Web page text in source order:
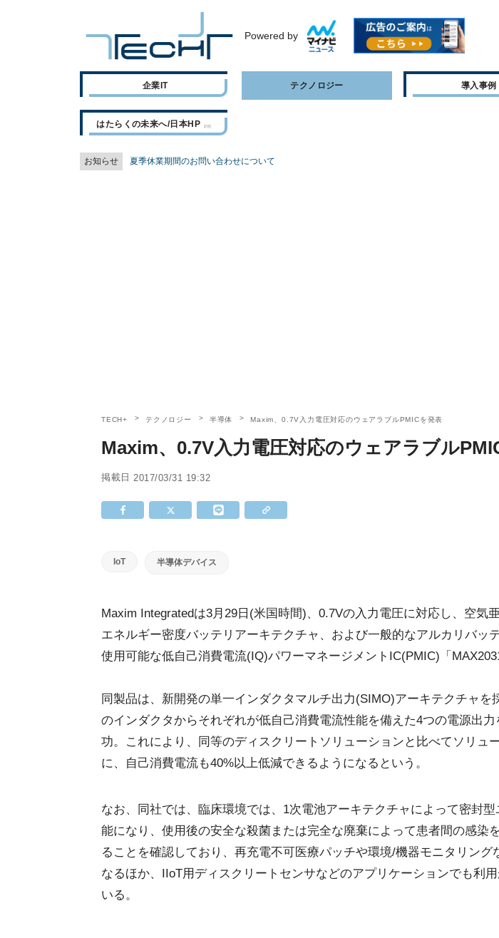
Powered by
企業IT テクノロジー 導入事例
はたらくの未来へ/日本HP
お知らせ 夏季休業期間のお問い合わせについて
TECH+ テクノロジー 半導体 Maxim、0.7V入力電圧対応のウェアラブルPMICを発表
Maxim、0.7V入力電圧対応のウェアラブル
掲載日 2017/03/31 19:32
IoT 半導体デバイス
Maxim Integratedは3月29日(米国時間)、0.7Vの入力電圧に対応し、空気
エネルギー密度バッテリアーキテクチャ、および一般的なアルカリバッ
使用可能な低自己消費電流(IQ)パワーマネージメントIC(PMIC)「
同製品は、新開発の単一インダクタマルチ出力(SIMO)アーキテクチャを
のインダクタからそれぞれが低自己消費電流性能を備えた4つの電源出
功。これにより、同等のディスクリートソリューションと比べてソリュ
に、自己消費電流も40%以上低減できるようになるという。
なお、同社では、臨床環境では、1次電池アーキテクチャによって密封
能になり、使用後の安全な殺菌または完全な廃棄によって患者間の感染
ることを確認しており、再充電不可医療パッチや環境/機器モニタリング
なるほか、IIoT用ディスクリートセンサなどのアプリケーションでも利
いる。